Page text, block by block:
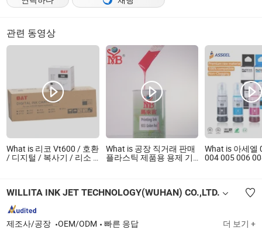
관련 동영상
What is 리코 Vt600 / 호환
/ 디지털 / 복사기 / 리소 /
What is 공장 직거래 판매
플라스틱 제품용 용제 기
What is 아세엘
004 005 006
542 672 673
WILLITA INK JET TECHNOLOGY(WUHAN) CO.,LTD.
제조사/공장 OEM/ODM 빠른 응답 더 보기 +